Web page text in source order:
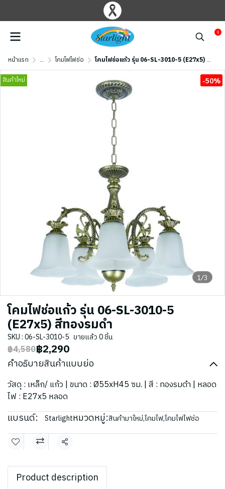
0
หน้าแรก ... โคมไฟไฟช่อ โคมไฟช่อแก้ว รุ่น 06-SL-3010-5 (E27x5) สีทองรมดำ
1/3
สินค้าใหม่ -50%
โคมไฟช่อแก้ว รุ่น 06-SL-3010-5
(E27x5) สีทองรมดำ
SKU : 06-SL-3010-5 ขายแล้ว 0 ชิ้น
฿4,580฿2,290
คำอธิบายสินค้าแบบย่อ
วัสดุ : เหล็ก/ แก้ว | ขนาด : Ø55xH45 ซม. | สี : ทองรมดำ | หลอด
ไฟ : E27x5 หลอด
แบรนด์: Starlightหมวดหมู่:สินค้ามาใหม่,โคมไฟ,โคมไฟไฟช่อ
แชร์
Product description